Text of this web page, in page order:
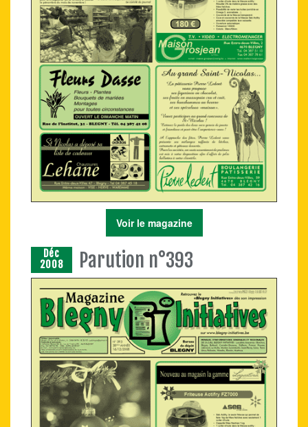
Voir le magazine
Déc
2008
Parution n°393